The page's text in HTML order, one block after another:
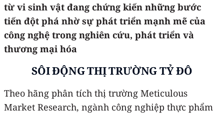
từ vi sinh vật đang chứng kiến những bước
tiến đột phá nhờ sự phát triển mạnh mẽ của
công nghệ trong nghiên cứu, phát triển và
thương mại hóa
SÔI ĐỘNG THỊ TRƯỜNG TỶ ĐÔ
Theo hãng phân tích thị trường Meticulous
Market Research, ngành công nghiệp thực phẩm